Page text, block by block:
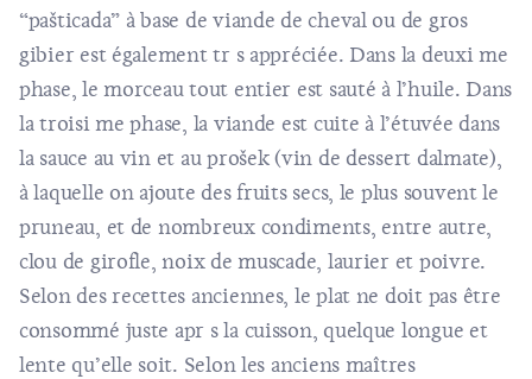
“pašticada” à base de viande de cheval ou de gros
gibier est également tr s appréciée. Dans la deuxi me
phase, le morceau tout entier est sauté à l’huile. Dans
la troisi me phase, la viande est cuite à l’étuvée dans
la sauce au vin et au prošek (vin de dessert dalmate),
à laquelle on ajoute des fruits secs, le plus souvent le
pruneau, et de nombreux condiments, entre autre,
clou de girofle, noix de muscade, laurier et poivre.
Selon des recettes anciennes, le plat ne doit pas être
consommé juste apr s la cuisson, quelque longue et
lente qu’elle soit. Selon les anciens maîtres